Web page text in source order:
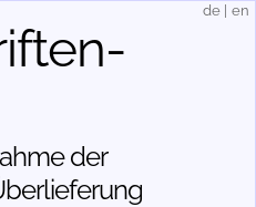
der
de en